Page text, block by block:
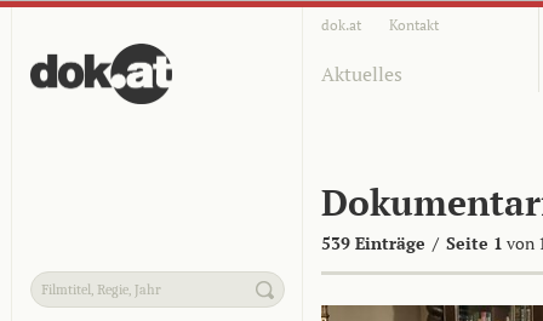
dok.at Kontakt
Aktuelles
539 Einträge / Seite 1 von